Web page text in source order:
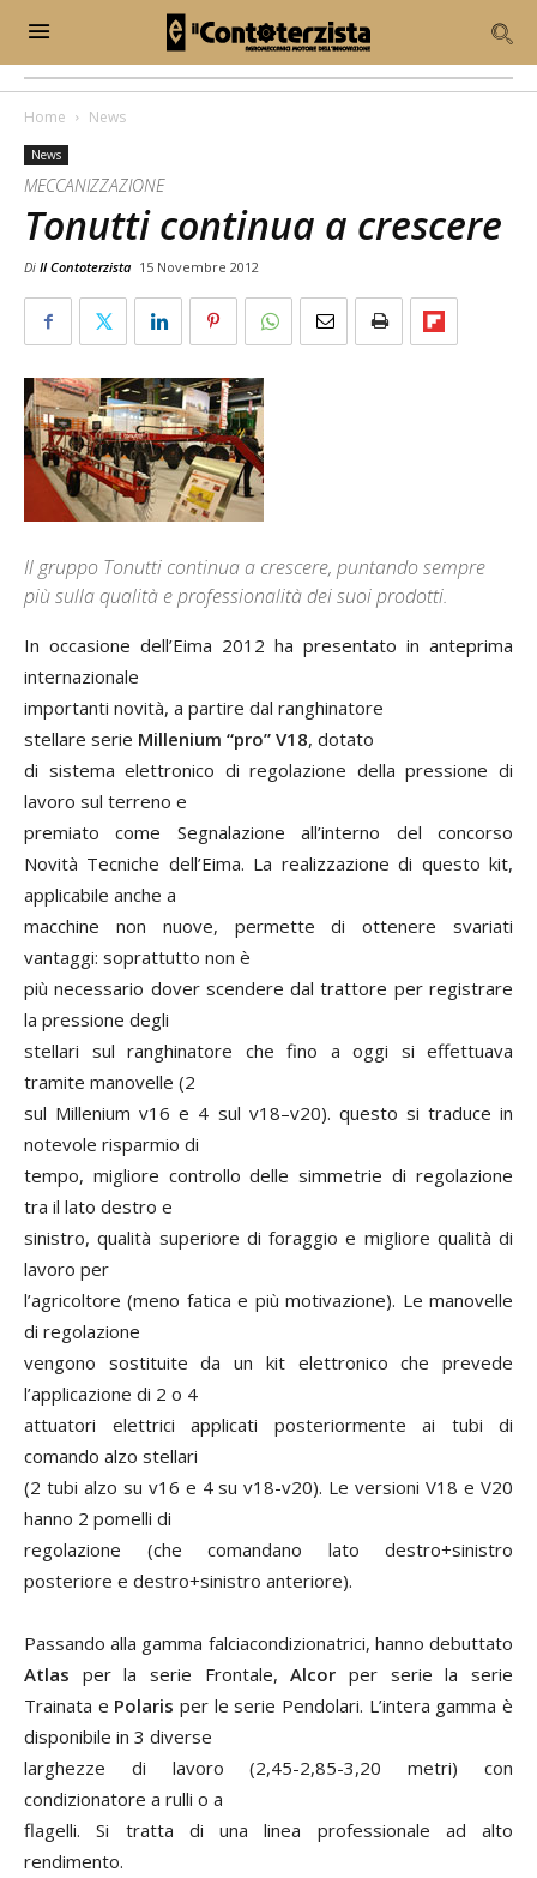
Home News
News
MECCANIZZAZIONE
Tonutti continua a crescere
Di Il Contoterzista 15 Novembre 2012
Il gruppo Tonutti continua a crescere, puntando sempre
più sulla qualità e professionalità dei suoi prodotti.
In occasione dell’Eima 2012 ha presentato in anteprima
internazionale
importanti novità, a partire dal ranghinatore
stellare serie Millenium “pro” V18, dotato
di sistema elettronico di regolazione della pressione di
lavoro sul terreno e
premiato come Segnalazione all’interno del concorso
Novità Tecniche dell’Eima. La realizzazione di questo kit,
applicabile anche a
macchine non nuove, permette di ottenere svariati
vantaggi: soprattutto non è
più necessario dover scendere dal trattore per registrare
la pressione degli
stellari sul ranghinatore che fino a oggi si effettuava
tramite manovelle (2
sul Millenium v16 e 4 sul v18–v20). questo si traduce in
notevole risparmio di
tempo, migliore controllo delle simmetrie di regolazione
tra il lato destro e
sinistro, qualità superiore di foraggio e migliore qualità di
lavoro per
l’agricoltore (meno fatica e più motivazione). Le manovelle
di regolazione
vengono sostituite da un kit elettronico che prevede
l’applicazione di 2 o 4
attuatori elettrici applicati posteriormente ai tubi di
comando alzo stellari
(2 tubi alzo su v16 e 4 su v18-v20). Le versioni V18 e V20
hanno 2 pomelli di
regolazione (che comandano lato destro+sinistro
posteriore e destro+sinistro anteriore).
Passando alla gamma falciacondizionatrici, hanno debuttato
Atlas per la serie Frontale,Alcor per serie la serie
Trainata e Polaris per le serie Pendolari. L’intera gamma è
disponibile in 3 diverse
larghezze di lavoro (2,45-2,85-3,20 metri) con
condizionatore a rulli o a
flagelli. Si tratta di una linea professionale ad alto
rendimento.